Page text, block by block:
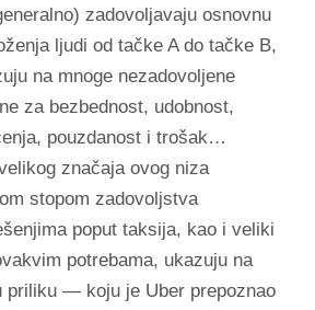
zadovoljavaju osnovnu
ljudi od tačke A do tačke B,
na mnoge nezadovoljene
za bezbednost, udobnost,
pouzdanost i trošak…
značaja ovog niza
stopom zadovoljstva
poput taksija, kao i veliki
potrebama, ukazuju na
priliku — koju je Uber prepoznao